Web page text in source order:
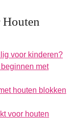
Houten
voor kinderen?
met
houten blokken
voor houten